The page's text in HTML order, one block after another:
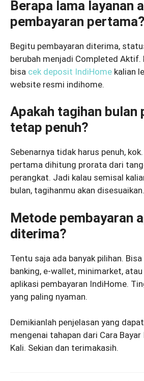
Berapa lama layanan
pembayaran pertama?
Begitu pembayaran diterima,
berubah menjadi Completed Aktif.
bisa cek deposit IndiHome kalian
website resmi indihome.
Apakah tagihan bulan
tetap penuh?
Sebenarnya tidak harus penuh,
pertama dihitung prorata dari
perangkat. Jadi kalau semisal
bulan, tagihanmu akan disesuaikan.
Metode pembayaran
diterima?
Tentu saja ada banyak pilihan.
banking, e-wallet, minimarket,
aplikasi pembayaran IndiHome.
yang paling nyaman.
Demikianlah penjelasan yang
mengenai tahapan dari Cara
Kali. Sekian dan terimakasih.